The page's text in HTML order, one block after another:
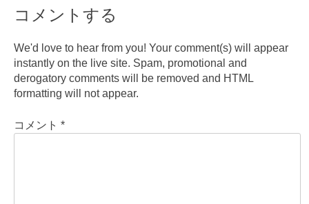
コメントする
We'd love to hear from you! Your comment(s) will appear
instantly on the live site. Spam, promotional and
derogatory comments will be removed and HTML
formatting will not appear.
コメント *